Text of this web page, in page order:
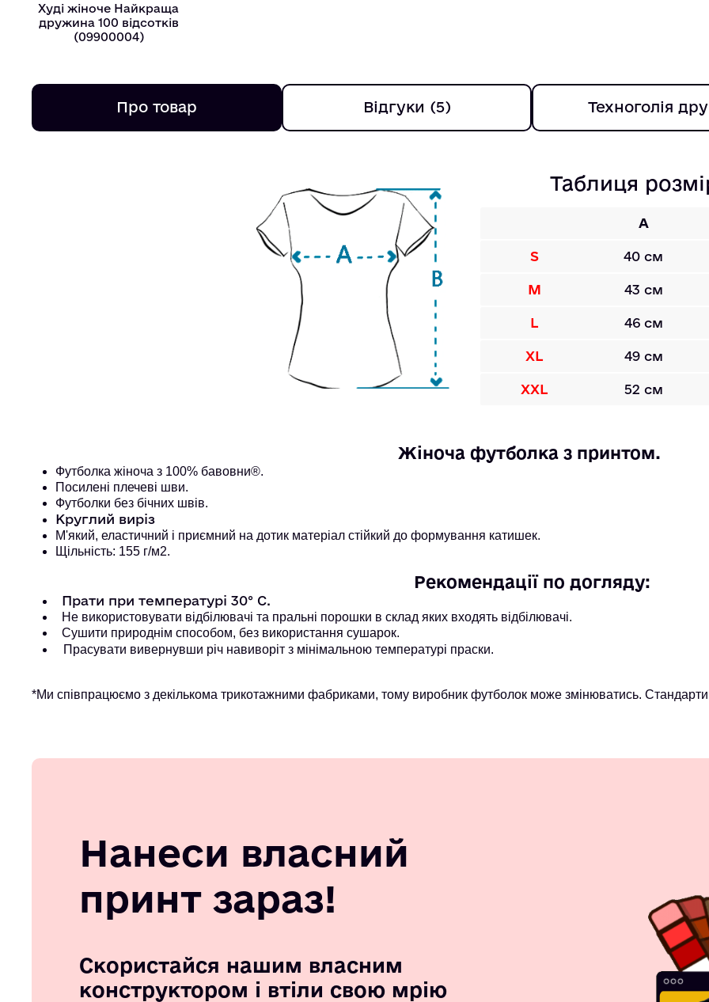
Худі жіноче Найкраща
дружина 100 відсотків
(09900004)
Про товар Відгуки (5) Техноголія
Таблиця
A
S 40 см
M 43 см
L 46 см
XL 49 см
XXL 52 см
Жіноча футболка з принтом.
Футболка жіноча з 100% бавовни®.
Посилені плечеві шви.
Футболки без бічних швів.
Круглий виріз
М'який, еластичний і приємний на дотик матеріал стійкий до формування катишек.
Щільність: 155 г/м2.
Рекомендації по догляду:
Прати при температурі 30° С.
Не використовувати відбілювачі та пральні порошки в склад яких входять відбілювачі.
Сушити природнім способом, без використання сушарок.
Прасувати вивернувши річ навиворіт з мінімальною температурі праски.
*Ми співпрацюємо з декількома трикотажними фабриками, тому виробник футболок може змінюватись. Стандарти
Нанеси власний
принт зараз!
Скористайся нашим власним
конструктором і втіли свою мрію